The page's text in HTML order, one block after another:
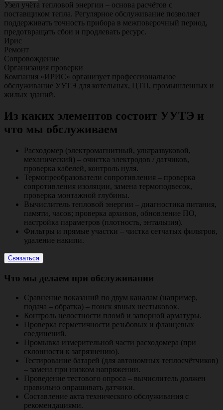
Узел учёта тепловой энергии – основа расчётов с
поставщиком тепла. Регулярное обслуживание позволяет
поддерживать точность прибора в межповерочный период,
предотвращать сбои и продлевать ресурс.
Ирис
Ремонт
Сопровождение
Организация проверки
Компания «ИРИС» организует профессиональное
обслуживание УУТЭ для котельных, ЦТП, промышленных и
жилых зданий.
Из каких элементов состоит УУТЭ и
что мы обслуживаем
Расходомер (электромагнитный, ультразвуковой,
механический) – очистка электродов / датчиков,
проверка кабелей, контроль нуля.
Термопреобразователи сопротивления – проверка
сопротивления изоляции, замена термоподвесок,
проверка монтажной глубины.
Вычислитель тепловой энергии – диагностика питания,
памяти, часов; проверка архивов, обновление ПО,
настройка параметров (плотность, энтальпия).
Фильтры и прямые участки – чистка сетчатых фильтров,
удаление накипи.
Связаться
Что мы делаем при обслуживании
Сравнение показаний по двум каналам (например,
подача – обратка) – поиск явных нестыковок.
Контроль целостности пломб и запорной арматуры.
Проверка герметичности резьбовых и фланцевых
соединений.
Промывка измерительной части расходомера (при
склонности к загрязнению).
Тестирование батарей (для автономных теплосчётчиков)
– замена при низком напряжении.
Проведение тестового опроса – вычислитель должен
правильно опрашивать датчики.
Составление акта технического обслуживания с
рекомендациями.